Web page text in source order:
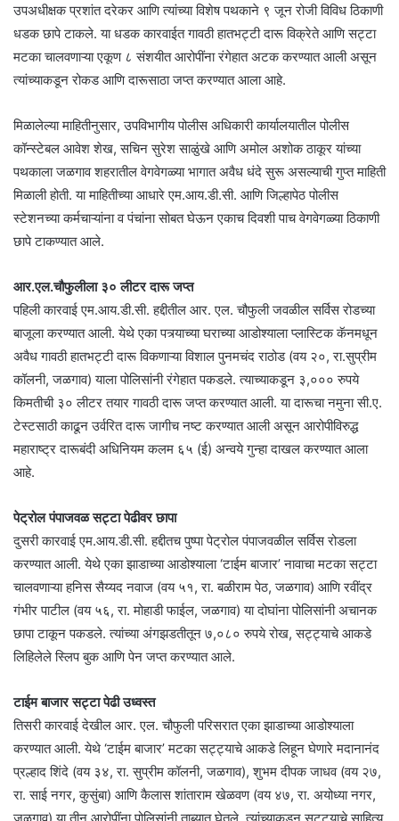
उपअधीक्षक प्रशांत दरेकर आणि त्यांच्या विशेष पथकाने ९ जून रोजी विविध ठिकाणी
धडक छापे टाकले. या धडक कारवाईत गावठी हातभट्टी दारू विक्रेते आणि सट्टा
मटका चालवणाऱ्या एकूण ८ संशयीत आरोपींना रंगेहात अटक करण्यात आली असून
त्यांच्याकडून रोकड आणि दारूसाठा जप्त करण्यात आला आहे.
मिळालेल्या माहितीनुसार, उपविभागीय पोलीस अधिकारी कार्यालयातील पोलीस
कॉन्स्टेबल आवेश शेख, सचिन सुरेश साळुंखे आणि अमोल अशोक ठाकूर यांच्या
पथकाला जळगाव शहरातील वेगवेगळ्या भागात अवैध धंदे सुरू असल्याची गुप्त माहिती
मिळाली होती. या माहितीच्या आधारे एम.आय.डी.सी. आणि जिल्हापेठ पोलीस
स्टेशनच्या कर्मचाऱ्यांना व पंचांना सोबत घेऊन एकाच दिवशी पाच वेगवेगळ्या ठिकाणी
छापे टाकण्यात आले.
आर.एल.चौफुलीला ३० लीटर दारू जप्त
पहिली कारवाई एम.आय.डी.सी. हद्दीतील आर. एल. चौफुली जवळील सर्विस रोडच्या
बाजूला करण्यात आली. येथे एका पत्र्याच्या घराच्या आडोश्याला प्लास्टिक कॅनमधून
अवैध गावठी हातभट्टी दारू विकणाऱ्या विशाल पुनमचंद राठोड (वय २०, रा.सुप्रीम
कॉलनी, जळगाव) याला पोलिसांनी रंगेहात पकडले. त्याच्याकडून ३,००० रुपये
किमतीची ३० लीटर तयार गावठी दारू जप्त करण्यात आली. या दारूचा नमुना सी.ए.
टेस्टसाठी काढून उर्वरित दारू जागीच नष्ट करण्यात आली असून आरोपीविरुद्ध
महाराष्ट्र दारूबंदी अधिनियम कलम ६५ (ई) अन्वये गुन्हा दाखल करण्यात आला
आहे.
पेट्रोल पंपाजवळ सट्टा पेढीवर छापा
दुसरी कारवाई एम.आय.डी.सी. हद्दीतच पुष्पा पेट्रोल पंपाजवळील सर्विस रोडला
करण्यात आली. येथे एका झाडाच्या आडोश्याला ‘टाईम बाजार’ नावाचा मटका सट्टा
चालवणाऱ्या हनिस सैय्यद नवाज (वय ५१, रा. बळीराम पेठ, जळगाव) आणि रवींद्र
गंभीर पाटील (वय ५६, रा. मोहाडी फाईल, जळगाव) या दोघांना पोलिसांनी अचानक
छापा टाकून पकडले. त्यांच्या अंगझडतीतून ७,०८० रुपये रोख, सट्ट्याचे आकडे
लिहिलेले स्लिप बुक आणि पेन जप्त करण्यात आले.
टाईम बाजार सट्टा पेढी उध्वस्त
तिसरी कारवाई देखील आर. एल. चौफुली परिसरात एका झाडाच्या आडोश्याला
करण्यात आली. येथे ‘टाईम बाजार’ मटका सट्ट्याचे आकडे लिहून घेणारे मदानानंद
प्रल्हाद शिंदे (वय ३४, रा. सुप्रीम कॉलनी, जळगाव), शुभम दीपक जाधव (वय २७,
रा. साई नगर, कुसुंबा) आणि कैलास शांताराम खेळवण (वय ४७, रा. अयोध्या नगर,